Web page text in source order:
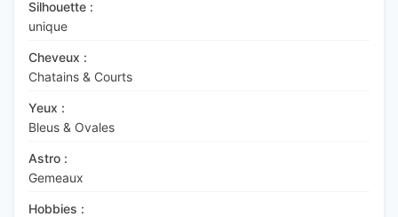
Silhouette :
unique
Cheveux :
Chatains & Courts
Yeux :
Bleus & Ovales
Astro :
Gemeaux
Hobbies :